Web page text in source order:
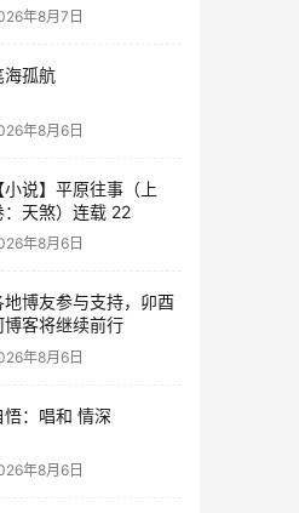
年8月7日
海孤航
年8月6日
小说】平原往事（上
：天煞）连载 22
年8月6日
地博友参与支持，卯酉
博客将继续前行
年8月6日
悟：唱和 情深
年8月6日